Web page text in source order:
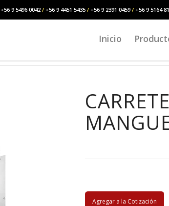
+56 9 5496 0042 / +56 9 4451 5435 / +56 9 2391 0459 / +56 9 5164
Inicio
Agregar a la Cotización